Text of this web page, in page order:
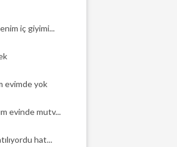
iç giyimi...
evimde yok
evinde mutv...
hat...